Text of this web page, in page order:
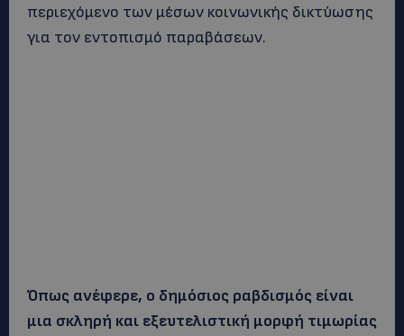
περιεχόμενο των μέσων κοινωνικής δικτύωσης
για τον εντοπισμό παραβάσεων.
Όπως ανέφερε, ο δημόσιος ραβδισμός είναι
μια σκληρή και εξευτελιστική μορφή τιμωρίας